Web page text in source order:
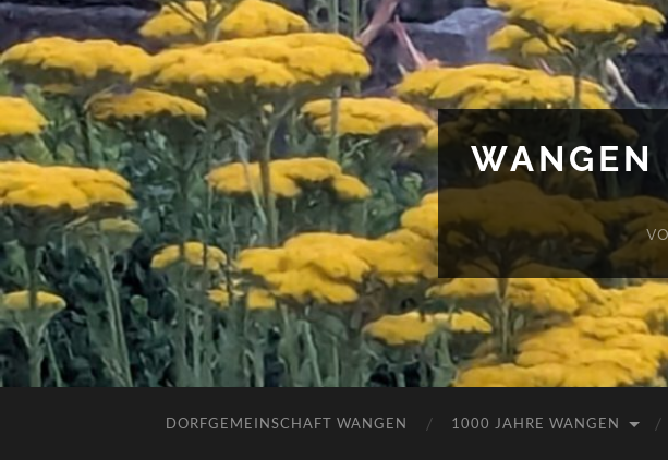
WANGEN
DORFGEMEINSCHAFT WANGEN 1000 JAHRE WANGEN